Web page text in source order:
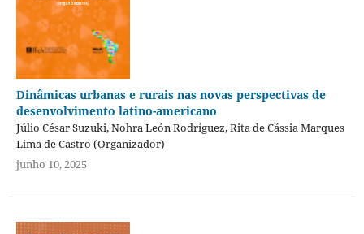
Dinâmicas urbanas e rurais nas novas perspectivas de
desenvolvimento latino-americano
Júlio César Suzuki, Nohra León Rodríguez, Rita de Cássia Marques
Lima de Castro (Organizador)
junho 10, 2025